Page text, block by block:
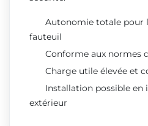
Autonomie totale pour
fauteuil
Conforme aux normes
Charge utile élevée et
Installation possible
extérieur